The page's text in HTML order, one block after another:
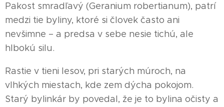
Pakost smradľavý (Geranium robertianum), patrí
medzi tie byliny, ktoré si človek často ani
nevšimne – a predsa v sebe nesie tichú, ale
hlbokú silu.
Rastie v tieni lesov, pri starých múroch, na
vlhkých miestach, kde zem dýcha pokojom.
Starý bylinkár by povedal, že je to bylina očisty a